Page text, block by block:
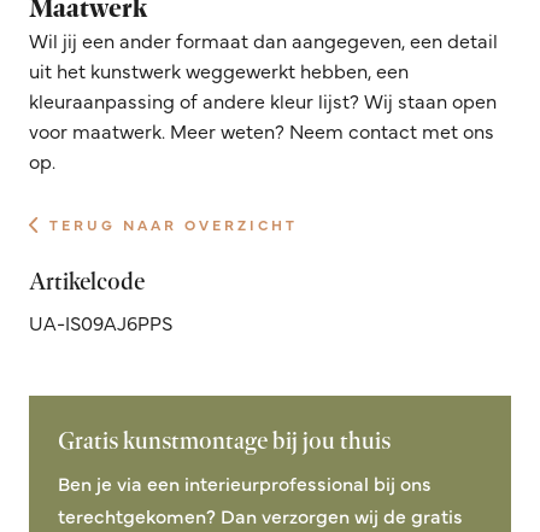
Maatwerk
Wil jij een ander formaat dan aangegeven, een detail
uit het kunstwerk weggewerkt hebben, een
kleuraanpassing of andere kleur lijst? Wij staan open
voor maatwerk. Meer weten? Neem contact met ons
op.
TERUG NAAR OVERZICHT
Artikelcode
UA-IS09AJ6PPS
Gratis kunstmontage bij jou thuis
Ben je via een interieurprofessional bij ons
terechtgekomen? Dan verzorgen wij de gratis